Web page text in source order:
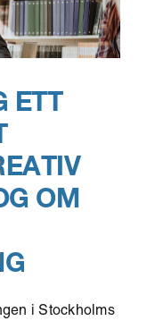
ETT
OM
i Stockholms